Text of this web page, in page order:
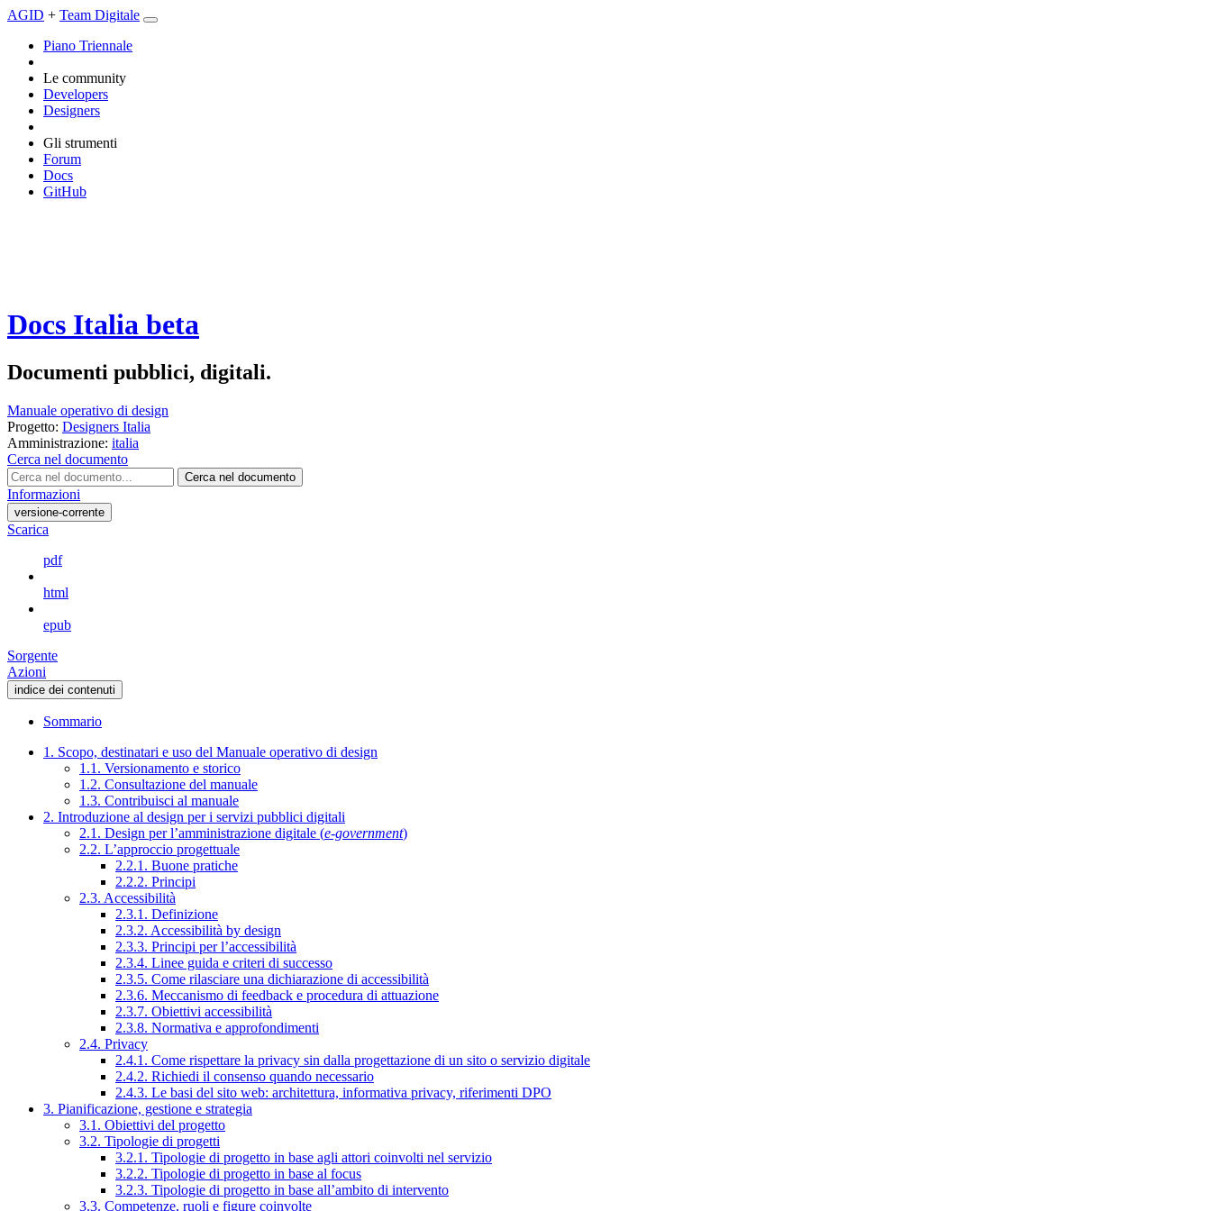
AGID + Team Digitale
Piano Triennale
Le community
Developers
Designers
Gli strumenti
Forum
Docs
GitHub
Docs Italia beta
Documenti pubblici, digitali.
Manuale operativo di design
Progetto: Designers Italia
Amministrazione: italia
Cerca nel documento
Cerca nel documento
Informazioni
versione-corrente
Scarica
pdf
html
epub
Sorgente
Azioni
indice dei contenuti
Sommario
1. Scopo, destinatari e uso del Manuale operativo di design
1.1. Versionamento e storico
1.2. Consultazione del manuale
1.3. Contribuisci al manuale
2. Introduzione al design per i servizi pubblici digitali
2.1. Design per l’amministrazione digitale (e-government)
2.2. L’approccio progettuale
2.2.1. Buone pratiche
2.2.2. Principi
2.3. Accessibilità
2.3.1. Definizione
2.3.2. Accessibilità by design
2.3.3. Principi per l’accessibilità
2.3.4. Linee guida e criteri di successo
2.3.5. Come rilasciare una dichiarazione di accessibilità
2.3.6. Meccanismo di feedback e procedura di attuazione
2.3.7. Obiettivi accessibilità
2.3.8. Normativa e approfondimenti
2.4. Privacy
2.4.1. Come rispettare la privacy sin dalla progettazione di un sito o servizio digitale
2.4.2. Richiedi il consenso quando necessario
2.4.3. Le basi del sito web: architettura, informativa privacy, riferimenti DPO
3. Pianificazione, gestione e strategia
3.1. Obiettivi del progetto
3.2. Tipologie di progetti
3.2.1. Tipologie di progetto in base agli attori coinvolti nel servizio
3.2.2. Tipologie di progetto in base al focus
3.2.3. Tipologie di progetto in base all’ambito di intervento
3.3. Competenze, ruoli e figure coinvolte